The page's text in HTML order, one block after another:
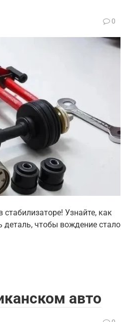
0
Узнайте, как
деталь, чтобы вождение стало
авто